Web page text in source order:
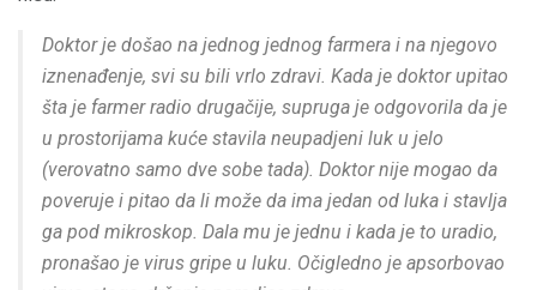
Doktor je došao na jednog jednog farmera i na njegovo
iznenađenje, svi su bili vrlo zdravi. Kada je doktor upitao
šta je farmer radio drugačije, supruga je odgovorila da je
u prostorijama kuće stavila neupadjeni luk u jelo
(verovatno samo dve sobe tada). Doktor nije mogao da
poveruje i pitao da li može da ima jedan od luka i stavlja
ga pod mikroskop. Dala mu je jednu i kada je to uradio,
pronašao je virus gripe u luku. Očigledno je apsorbovao